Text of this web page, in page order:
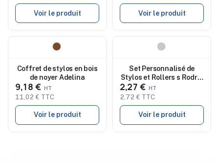
Voir le produit Voir le produit
Coffret de stylos en bois
de noyer Adelina
9,18 €
11,02 € TTC
Voir le produit
Set Personnalisé de
Stylos et Rollers s Rodrix
à Prix Abordable
2,27 €
2,72 € TTC
Voir le produit